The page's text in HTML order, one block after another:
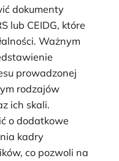
dokumenty
lub CEIDG, które
Ważnym
prowadzonej
rodzajów
ich skali.
o dodatkowe
kadry
co pozwoli na